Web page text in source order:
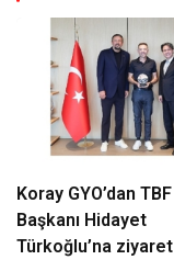
Koray GYO’dan TBF
Başkanı Hidayet
Türkoğlu’na ziyaret